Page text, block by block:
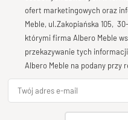
Ozdobne gzymsyi listwy
czyniąc ją ponadczasowym
Dzięki swojej eleganckiej
idealnie komponuje się z
lubjadalni
dekoracyjnym.
Twoja opinia o
Podpis
ofert marketingowych oraz
Meble, ul.Zakopiańska 105,
którymi firma Albero Meble
przekazywanie tych
Albero Meble na podany przy